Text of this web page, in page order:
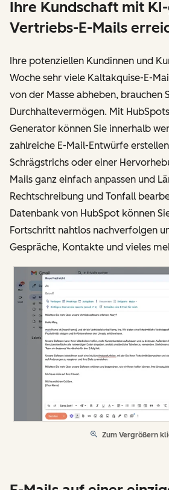
Ihre Kundschaft mit
Vertriebs-E-Mails
Ihre potenziellen Kundinnen und
Woche sehr viele Kaltakquise-E-
von der Masse abheben, brauchen
Durchhaltevermögen. Mit
Generator können Sie innerhalb
zahlreiche E-Mail-Entwürfe
Schrägstrichs oder einer
Mails ganz einfach anpassen und
Rechtschreibung und Tonfall
Datenbank von HubSpot können
Fortschritt nahtlos nachverfolgen
Gespräche, Kontakte und vieles
Zum Vergrößern